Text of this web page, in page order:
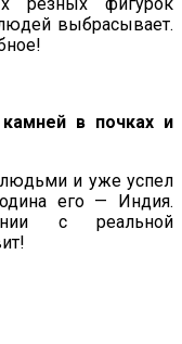
выбрасывает.
в почках и
людьми и уже успел
его — Индия.
с реальной